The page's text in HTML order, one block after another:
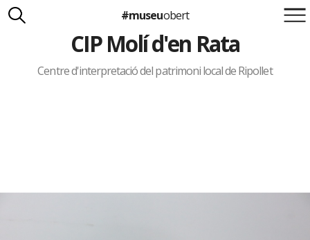
Suma't a la iniciativa
Carlota Royo
Francesca Barcellona
#museuobert
CIP Molí d'en Rata
Centre d'interpretació del patrimoni local de Ripollet